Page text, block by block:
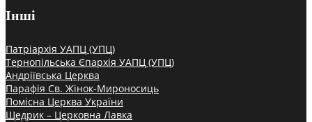
Інші
Патріархія УАПЦ (УПЦ)
Тернопільська Єпархія УАПЦ (УПЦ)
Андріївська Церква
Парафія Св. Жінок-Мироносиць
Помісна Церква України
Щедрик – Церковна Лавка